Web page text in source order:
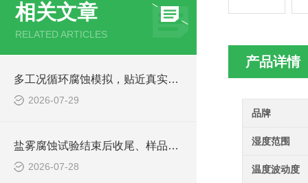
相关文章
RELATED ARTICLES
多工况循环腐蚀模拟，贴近真实户外老化环境
2026-07-29
盐雾腐蚀试验结束后收尾、样品判定与设备养护方法
2026-07-28
产品详情
品牌
湿度范围
温度波动度